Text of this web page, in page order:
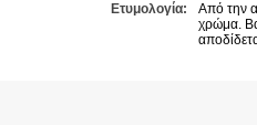
Ετυμολογία:
Από την
χρώμα.